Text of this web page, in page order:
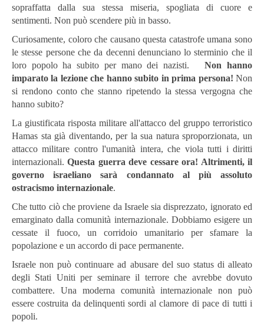
sopraffatta dalla sua stessa miseria, spogliata di cuore e
sentimenti. Non può scendere più in basso.
Curiosamente, coloro che causano questa catastrofe umana sono
le stesse persone che da decenni denunciano lo sterminio che il
loro popolo ha subito per mano dei nazisti.Non hanno
imparato la lezione che hanno subito in prima persona! Non
si rendono conto che stanno ripetendo la stessa vergogna che
hanno subito?
La giustificata risposta militare all'attacco del gruppo terroristico
Hamas sta già diventando, per la sua natura sproporzionata, un
attacco militare contro l'umanità intera, che viola tutti i diritti
internazionali.Questa guerra deve cessare ora! Altrimenti, il
governo israeliano sarà condannato al più assoluto
ostracismo internazionale.
Che tutto ciò che proviene da Israele sia disprezzato, ignorato ed
emarginato dalla comunità internazionale. Dobbiamo esigere un
cessate il fuoco, un corridoio umanitario per sfamare la
popolazione e un accordo di pace permanente.
Israele non può continuare ad abusare del suo status di alleato
degli Stati Uniti per seminare il terrore che avrebbe dovuto
combattere. Una moderna comunità internazionale non può
essere costruita da delinquenti sordi al clamore di pace di tutti i
popoli.